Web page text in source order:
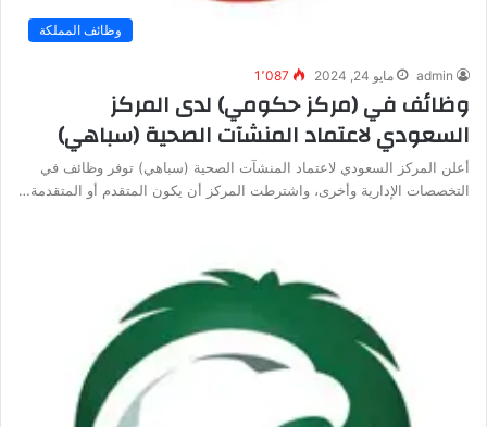
وظائف المملكة
admin مايو 24, 2024 1٬087
وظائف في (مركز حكومي) لدى المركز
السعودي لاعتماد المنشآت الصحية (سباهي)
أعلن المركز السعودي لاعتماد المنشآت الصحية (سباهي) توفر وظائف في
التخصصات الإدارية وأخرى، واشترطت المركز أن يكون المتقدم أو المتقدمة…